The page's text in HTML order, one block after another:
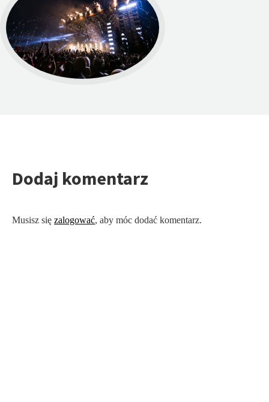
Dodaj komentarz
Musisz się zalogować, aby móc dodać komentarz.